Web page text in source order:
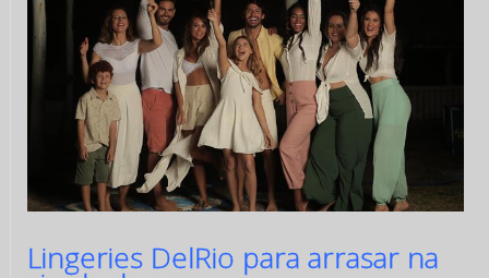
Lingeries DelRio para arrasar na